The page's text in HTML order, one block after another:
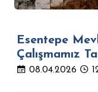
Esentepe
Çalışmamız
08.04.2026